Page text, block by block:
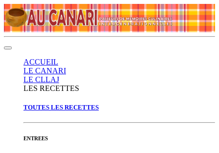
ACCUEIL
LE CANARI
LE CLLAJ
LES RECETTES
TOUTES LES RECETTES
ENTREES